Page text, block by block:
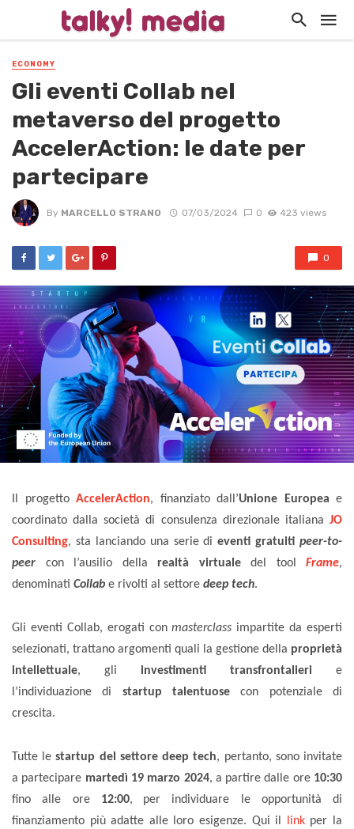
ECONOMY
Gli eventi Collab nel
metaverso del progetto
AccelerAction: le date per
partecipare
By MARCELLO STRANO 07/03/2024 0 423 views
0
Il progetto AccelerAction, finanziato dall’Unione Europea e
coordinato dalla società di consulenza direzionale italiana JO
Consulting, sta lanciando una serie dieventi gratuiti peer-to-
peer con l’ausilio della realtà virtualedel tool Frame,
denominati Collab e rivolti al settore deep tech.
Gli eventi Collab, erogati conmasterclass impartite da esperti
selezionati, trattano argomenti quali la gestione della proprietà
intellettuale, gli investimenti transfrontalieri e
l’individuazione di startup talentuose con potenziale di
crescita.
Tutte lestartup del settore deep tech, pertanto, sono invitate
a partecipare martedì 19 marzo 2024, a partire dalle ore 10:30
fino alle ore12:00,
per individuare le opportunità di
finanziamento più adatte alle loro esigenze. Qui il linkper la